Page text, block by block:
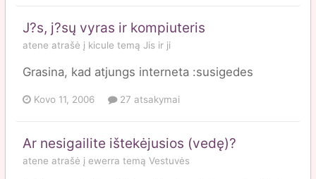
J?s, j?sų vyras ir kompiuteris
atene atrašė į kicule temą Jis ir ji
Grasina, kad atjungs interneta :susigedes
Kovo 11, 2006 27 atsakymai
Ar nesigailite ištekėjusios (vedę)?
atene atrašė į ewerra temą Vestuvės